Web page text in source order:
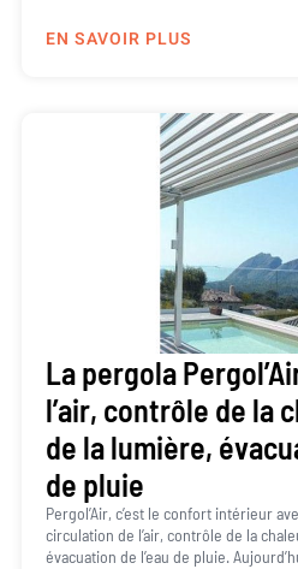
EN SAVOIR PLUS
La pergola
l’air, contrôle de la
de la lumière,
de pluie
Pergol’Air, c’est le confort intérieur
circulation de l’air, contrôle de la
évacuation de l’eau de pluie.